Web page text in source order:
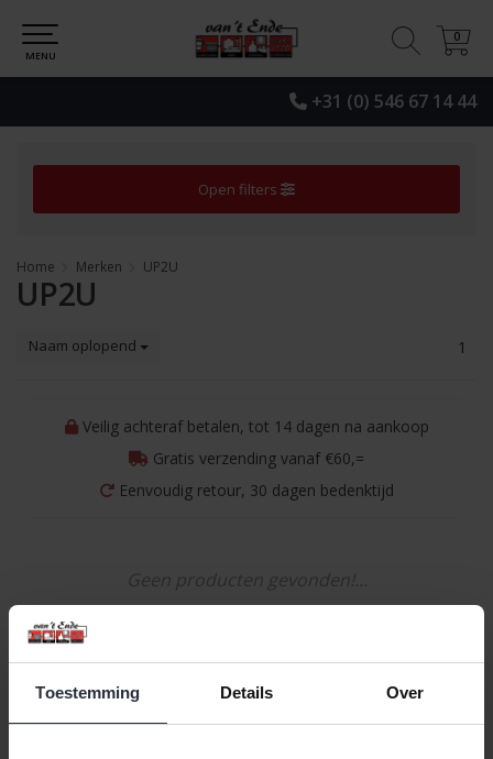
Toestemming Details Over
+31 (0) 546 67 14 44
0
0
MENU
Open filters
Home Merken UP2U
UP2U
Naam oplopend 1
Veilig achteraf betalen, tot 14 dagen na aankoop
Gratis verzending vanaf €60,=
Eenvoudig retour, 30 dagen bedenktijd
Geen producten gevonden!...
Naam oplopend 1